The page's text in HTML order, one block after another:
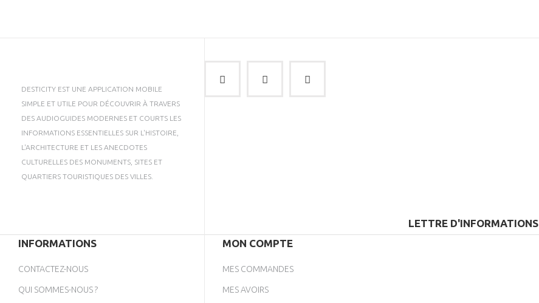
DESTICITY EST UNE APPLICATION MOBILE
SIMPLE ET UTILE POUR DÉCOUVRIR À TRAVERS
DES AUDIOGUIDES MODERNES ET COURTS LES
INFORMATIONS ESSENTIELLES SUR L'HISTOIRE,
L'ARCHITECTURE ET LES ANECDOTES
CULTURELLES DES MONUMENTS, SITES ET
QUARTIERS TOURISTIQUES DES VILLES.
INFORMATIONS
CONTACTEZ-NOUS
QUI SOMMES-NOUS ?
MON COMPTE
MES COMMANDES
MES AVOIRS
LETTRE D'INFORMATIONS